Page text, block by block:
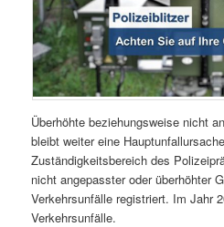
Überhöhte beziehungsweise nicht
bleibt weiter eine
Zuständigkeitsbereich des
nicht angepasster oder überhöhter
Verkehrsunfälle registriert. Im Jahr
Verkehrsunfälle.